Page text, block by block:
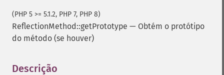
(PHP 5 >= 5.1.2, PHP 7, PHP 8)
ReflectionMethod::getPrototype — Obtém o protótipo
do método (se houver)
Descrição